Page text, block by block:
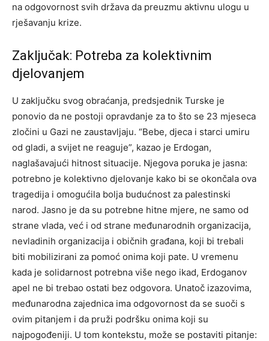
na odgovornost svih država da preuzmu aktivnu ulogu u
rješavanju krize.
Zaključak: Potreba za kolektivnim
djelovanjem
U zaključku svog obraćanja, predsjednik Turske je
ponovio da ne postoji opravdanje za to što se 23 mjeseca
zločini u Gazi ne zaustavljaju. “Bebe, djeca i starci umiru
od gladi, a svijet ne reaguje”, kazao je Erdogan,
naglašavajući hitnost situacije. Njegova poruka je jasna:
potrebno je kolektivno djelovanje kako bi se okončala ova
tragedija i omogućila bolja budućnost za palestinski
narod. Jasno je da su potrebne hitne mjere, ne samo od
strane vlada, već i od strane međunarodnih organizacija,
nevladinih organizacija i običnih građana, koji bi trebali
biti mobilizirani za pomoć onima koji pate. U vremenu
kada je solidarnost potrebna više nego ikad, Erdoganov
apel ne bi trebao ostati bez odgovora. Unatoč izazovima,
međunarodna zajednica ima odgovornost da se suoči s
ovim pitanjem i da pruži podršku onima koji su
najpogođeniji. U tom kontekstu, može se postaviti pitanje: